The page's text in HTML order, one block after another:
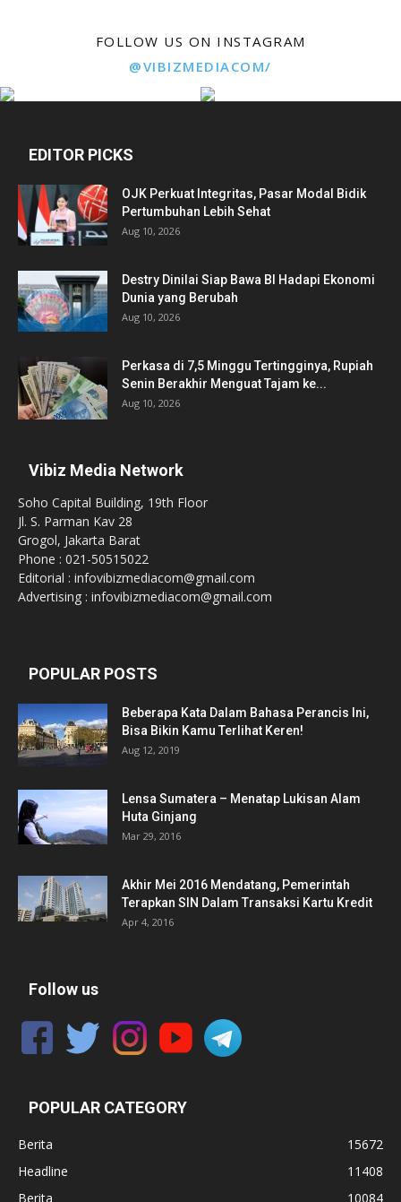
FOLLOW US ON INSTAGRAM
@VIBIZMEDIACOM/
EDITOR PICKS
OJK Perkuat Integritas, Pasar Modal Bidik
Pertumbuhan Lebih Sehat
Aug 10, 2026
Destry Dinilai Siap Bawa BI Hadapi Ekonomi
Dunia yang Berubah
Aug 10, 2026
Perkasa di 7,5 Minggu Tertingginya, Rupiah
Senin Berakhir Menguat Tajam ke...
Aug 10, 2026
Vibiz Media Network
Soho Capital Building, 19th Floor
Jl. S. Parman Kav 28
Grogol, Jakarta Barat
Phone : 021-50515022
Editorial : infovibizmediacom@gmail.com
Advertising : infovibizmediacom@gmail.com
POPULAR POSTS
Beberapa Kata Dalam Bahasa Perancis Ini,
Bisa Bikin Kamu Terlihat Keren!
Aug 12, 2019
Lensa Sumatera – Menatap Lukisan Alam
Huta Ginjang
Mar 29, 2016
Akhir Mei 2016 Mendatang, Pemerintah
Terapkan SIN Dalam Transaksi Kartu Kredit
Apr 4, 2016
Follow us
POPULAR CATEGORY
Berita
15672
Headline
11408
Berita
10084